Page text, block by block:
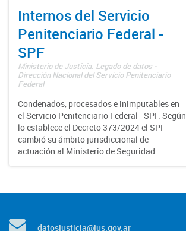
Internos del Servicio
Penitenciario Federal -
SPF
Ministerio de Justicia. Legado de datos -
Dirección Nacional del Servicio Penitenciario
Federal
Condenados, procesados e inimputables en
el Servicio Penitenciario Federal - SPF. Según
lo establece el Decreto 373/2024 el SPF
cambió su ámbito jurisdiccional de
actuación al Ministerio de Seguridad.
datosjusticia@jus.gov.ar